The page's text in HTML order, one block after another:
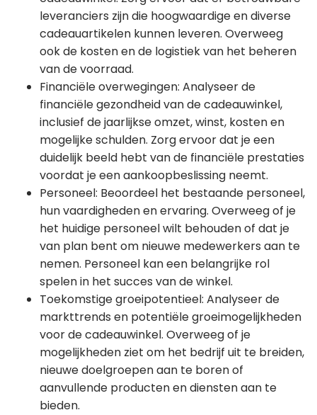
leveranciers zijn die hoogwaardige en diverse
cadeauartikelen kunnen leveren. Overweeg
ook de kosten en de logistiek van het beheren
van de voorraad.
Financiële overwegingen: Analyseer de
financiële gezondheid van de cadeauwinkel,
inclusief de jaarlijkse omzet, winst, kosten en
mogelijke schulden. Zorg ervoor dat je een
duidelijk beeld hebt van de financiële prestaties
voordat je een aankoopbeslissing neemt.
Personeel: Beoordeel het bestaande personeel,
hun vaardigheden en ervaring. Overweeg of je
het huidige personeel wilt behouden of dat je
van plan bent om nieuwe medewerkers aan te
nemen. Personeel kan een belangrijke rol
spelen in het succes van de winkel.
Toekomstige groeipotentieel: Analyseer de
markttrends en potentiële groeimogelijkheden
voor de cadeauwinkel. Overweeg of je
mogelijkheden ziet om het bedrijf uit te breiden,
nieuwe doelgroepen aan te boren of
aanvullende producten en diensten aan te
bieden.